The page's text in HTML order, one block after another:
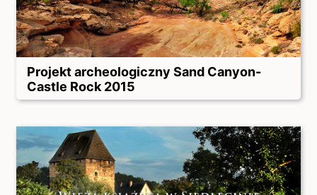
Projekt archeologiczny Sand Canyon-
Castle Rock 2015